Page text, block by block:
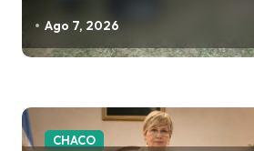
n
r
a
Ago 7, 2026
CHACO